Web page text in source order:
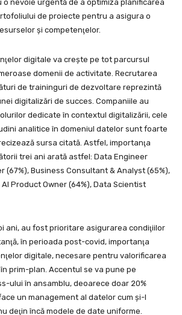
o nevoie urgentă de a optimiza planificarea
de proiecte pentru a asigura o
şi competenţelor.
digitale va creşte pe tot parcursul
domenii de activitate. Recrutarea
de traininguri de dezvoltare reprezintă
digitalizări de succes. Companiile au
dedicate în contextul digitalizării, cele
analitice în domeniul datelor sunt foarte
sursa citată. Astfel, importanţa
trei ani arată astfel: Data Engineer
(67%), Business Consultant & Analyst (65%),
Product Owner (64%), Data Scientist
ani, au fost prioritare asigurarea condiţiilor
în perioada post-covid, importanţa
digitale, necesare pentru valorificarea
prim-plan. Accentul se va pune pe
ului în ansamblu, deoarece doar 20%
un management al datelor cum şi-l
deţin încă modele de date uniforme.